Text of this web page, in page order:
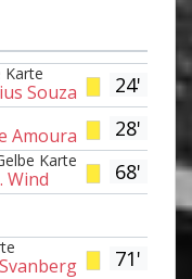
24'
Karte
Souza
28'
Amoura
68'
Karte
Wind
71'